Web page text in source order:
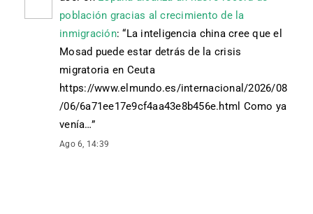
población gracias al crecimiento de la
inmigración: “La inteligencia china cree que el
Mosad puede estar detrás de la crisis
migratoria en Ceuta
https://www.elmundo.es/internacional/2026/08
/06/6a71ee17e9cf4aa43e8b456e.html Como ya
venía…”
Ago 6, 14:39